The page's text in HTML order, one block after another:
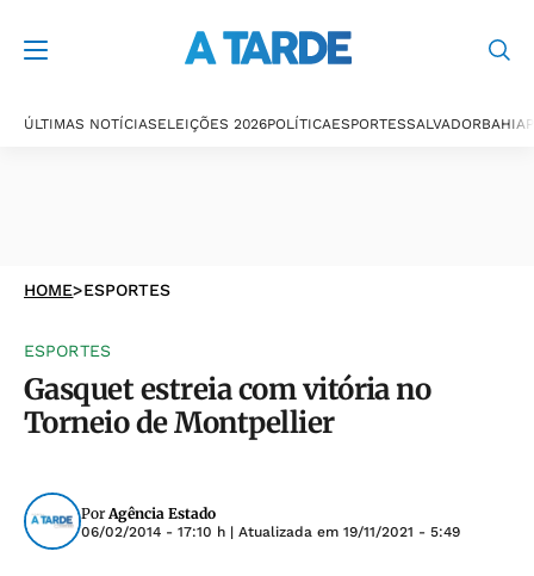
ÚLTIMAS NOTÍCIASELEIÇÕES 2026POLÍTICAESPORTESSALVADORBAHIA
HOME>ESPORTES
ESPORTES
Gasquet estreia com vitória no
Torneio de Montpellier
PorAgência Estado
06/02/2014 - 17:10 h | Atualizada em 19/11/2021 - 5:49